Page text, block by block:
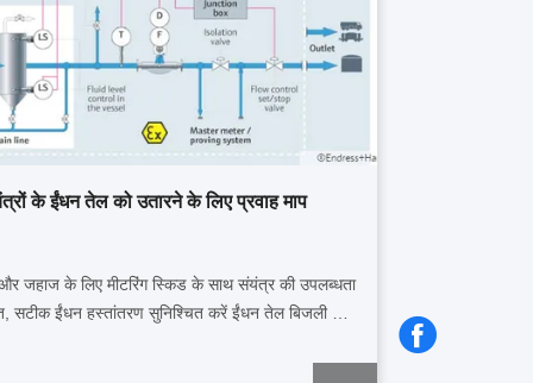
के ईंधन तेल को उतारने के लिए प्रवाह माप
जहाज के लिए मीटरिंग स्किड के साथ संयंत्र की उपलब्धता
सटीक ईंधन हस्तांतरण सुनिश्चित करें ईंधन तेल बिजली और